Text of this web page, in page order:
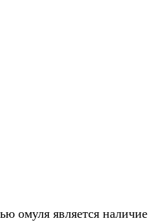
омуля является наличие